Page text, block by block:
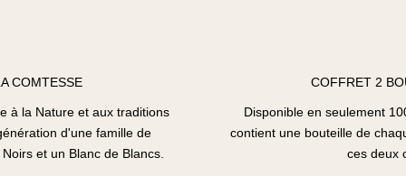
COMTESSE
à la Nature et aux traditions
d'une famille de
et un Blanc de Blancs.
COFFRET 2
Disponible en seulement
contient une bouteille de
ces deux